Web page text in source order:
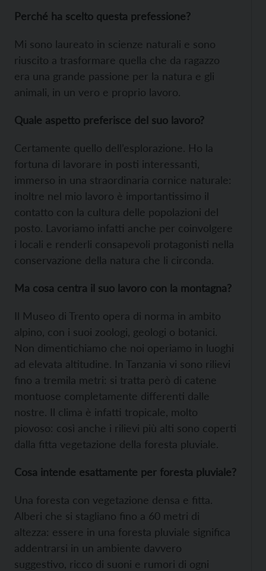
Perché ha scelto questa prefessione?
Mi sono laureato in scienze naturali e sono
riuscito a trasformare quella che da ragazzo
era una grande passione per la natura e gli
animali, in un vero e proprio lavoro.
Quale aspetto preferisce del suo lavoro?
Certamente quello dell’esplorazione. Ho la
fortuna di lavorare in posti interessanti,
immerso in una straordinaria cornice naturale:
inoltre nel mio lavoro è importantissimo il
contatto con la cultura delle popolazioni del
posto. Lavoriamo infatti anche per coinvolgere
i locali e renderli consapevoli protagonisti nella
conservazione della natura che li circonda.
Ma cosa centra il suo lavoro con la montagna?
Il Museo di Trento opera di norma in ambito
alpino, con i suoi zoologi, geologi o botanici.
Non dimentichiamo che noi operiamo in luoghi
ad elevata altitudine. In Tanzania vi sono rilievi
fino a tremila metri: si tratta però di catene
montuose completamente differenti dalle
nostre. Il clima è infatti tropicale, molto
piovoso: così anche i rilievi più alti sono coperti
dalla fitta vegetazione della foresta pluviale.
Cosa intende esattamente per foresta pluviale?
Una foresta con vegetazione densa e fitta.
Alberi che si stagliano fino a 60 metri di
altezza: essere in una foresta pluviale significa
addentrarsi in un ambiente davvero
suggestivo, ricco di suoni e rumori di ogni